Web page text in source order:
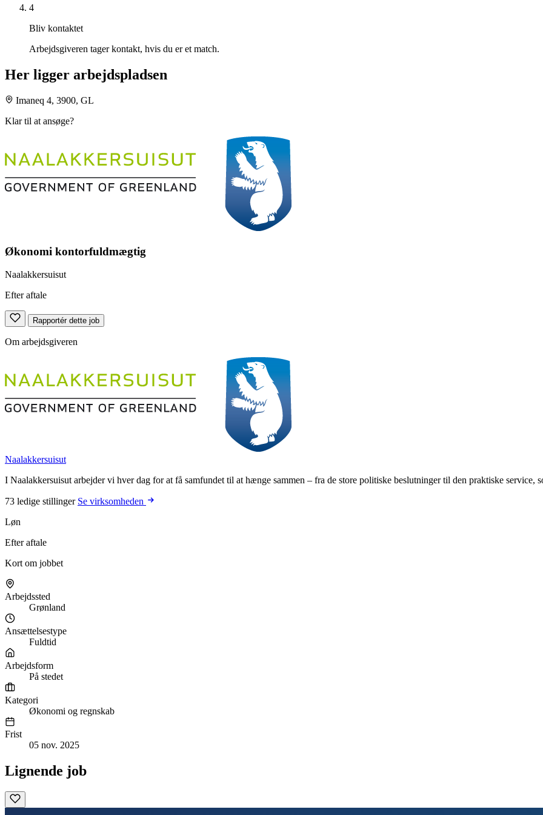
4
Bliv kontaktet
Arbejdsgiveren tager kontakt, hvis du er et match.
Her ligger arbejdspladsen
Imaneq 4, 3900, GL
Klar til at ansøge?
Økonomi kontorfuldmægtig
Naalakkersuisut
Efter aftale
Rapportér dette job
Om arbejdsgiveren
Naalakkersuisut
I Naalakkersuisut arbejder vi hver dag for at få samfundet til at hænge sammen – fra de store politiske beslutninger til den praktiske service,
73 ledige stillinger Se virksomheden
Løn
Efter aftale
Kort om jobbet
Arbejdssted
Grønland
Ansættelsestype
Fuldtid
Arbejdsform
På stedet
Kategori
Økonomi og regnskab
Frist
05 nov. 2025
Lignende job